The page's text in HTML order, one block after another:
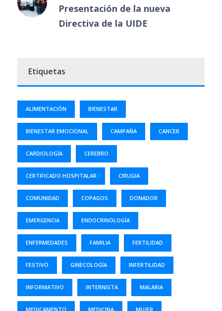
Presentación de la nueva
Directiva de la UIDE
Etiquetas
ALIMENTACIÓN BIENESTAR
BIENESTAR EMOCIONAL CAMPAÑA CANCER
CARDIOLOGÍA CEREBRO
CERTIFICADO HOSPITALAR CIRUGIA
COMUNIDAD COPAGOS DONADOR
EMERGENCIA ENDOCRINOLOGÍA
ENFERMEDADES FAMILIA FERTILIDAD
FESTIVO GINECOLOGÍA INFERTILIDAD
INFORMATIVO INTERNISTA MALARIA
MEDICAMENTO MEDICINA MUJER